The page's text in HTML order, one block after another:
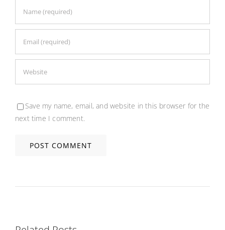
Save my name, email, and website in this browser for the
next time I comment.